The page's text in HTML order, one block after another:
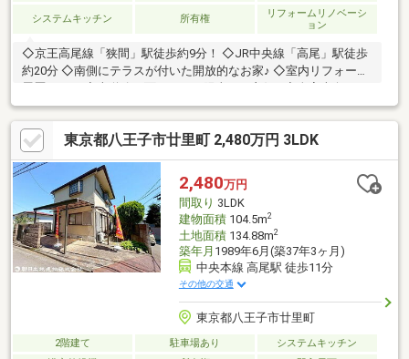
システムキッチン 所有権
リフォームリノベーシ
ョン
◇京王高尾線「狭間」駅徒歩約9分！ ◇JR中央線「高尾」駅徒歩
約20分 ◇南側にテラスが付いた開放的なお家♪ ◇室内リフォーム
明るいお家！
東京都八王子市廿里町 2,480万円 3LDK
2,480万円
間取り 3LDK
建物面積104.5m2
土地面積134.88m2
築年月 1989年6月(築37年3ヶ月)
中央本線 高尾駅 徒歩11分
その他の交通
東京都八王子市廿里町
2階建て 駐車場あり
システムキッチン